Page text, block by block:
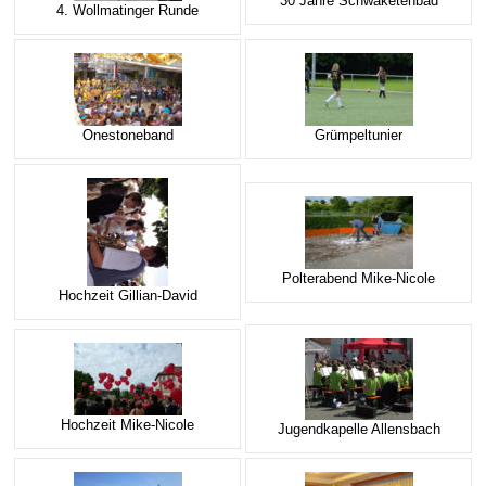
E-Mail Strato
HiDrive Strato
Jahr 2015 - 2019
Jahr 2020 bis
Jugendausbildung
Vorstände
Dirigenten
4. Wollmatinger Runde
Onestoneband Grümpeltunier
Hochzeit Gillian-David
Polterabend Mike-Nicole
Hochzeit Mike-Nicole Jugendkapelle Allensbach